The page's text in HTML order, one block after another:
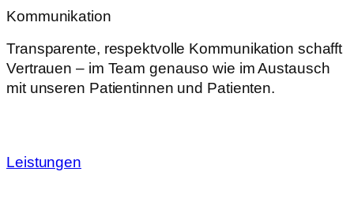
Kommunikation
Transparente, respektvolle Kommunikation schafft
Vertrauen – im Team genauso wie im Austausch
mit unseren Patientinnen und Patienten.
Leistungen